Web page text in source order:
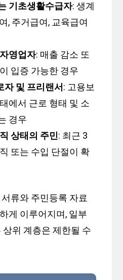
기초생활수급자: 생계
, 주거급여, 교육급여
영업자: 매출 감소 또
입증 가능한 경우
자 및 프리랜서 : 고용보
에서 근로 형태 및 소
경우
상태의 주민: 최근 3
또는 수입 단절이 확
류와 주민등록 자료
게 이루어지며, 일부
상위 계층은 제한될 수